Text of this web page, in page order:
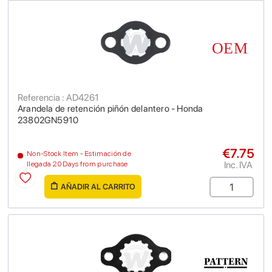
Arandela de retención piñón delantero - Honda
23802GN5910
Referencia : AD4261
Non-Stock Item - Estimación de
llegada 20 Days from purchase
€7.75
Inc. IVA
AÑADIR AL CARRITO